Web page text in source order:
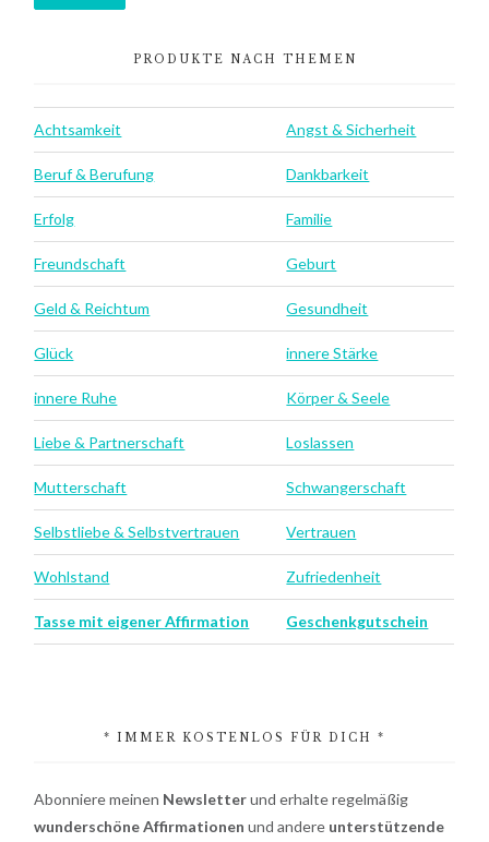
PRODUKTE NACH THEMEN
Achtsamkeit Angst & Sicherheit
Beruf & Berufung Dankbarkeit
Erfolg Familie
Freundschaft Geburt
Geld & Reichtum Gesundheit
Glück innere Stärke
innere Ruhe Körper & Seele
Liebe & Partnerschaft Loslassen
Mutterschaft Schwangerschaft
Selbstliebe & Selbstvertrauen Vertrauen
Wohlstand Zufriedenheit
Tasse mit eigener Affirmation Geschenkgutschein
* IMMER KOSTENLOS FÜR DICH *
Abonniere meinen Newsletterund erhalte regelmäßig
wunderschöne Affirmationen und andere unterstützende